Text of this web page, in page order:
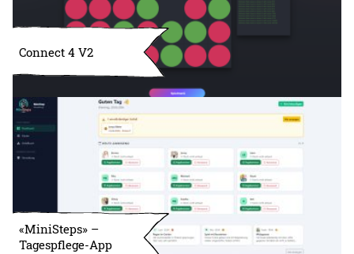
Connect 4 V2
«MiniSteps» –
Tagespflege-App